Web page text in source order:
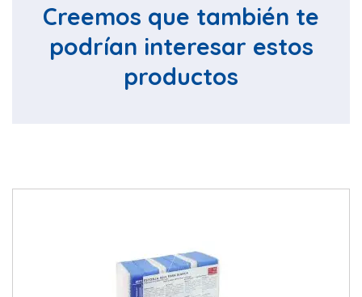
Creemos que también te
podrían interesar estos
productos